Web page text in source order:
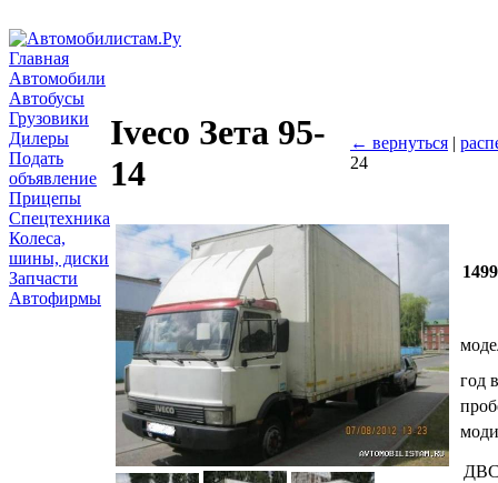
Главная
Автомобили
Автобусы
Грузовики
Дилеры
Подать
объявление
Прицепы
Спецтехника
Колеса,
шины, диски
Запчасти
Автофирмы
Iveco Зета 95-
14
← вернуться |
24
год